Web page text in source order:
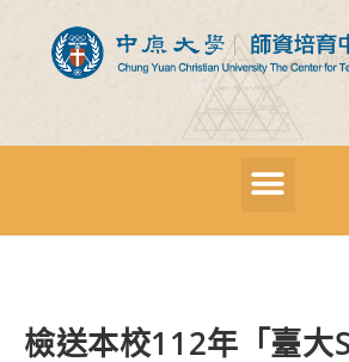
檢送本校112年「臺大